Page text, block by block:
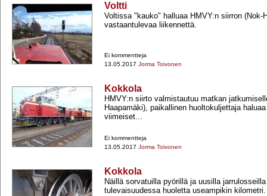
Voltti
Voltissa "kauko" halluaa HMVY:n siirron (Nok-​
vastaantulevaa liikennettä.
Ei kommentteja
13.05.2017 Jorma Toivonen
Kokkola
HMVY:n siirto valmistautuu matkan
Haapamäki), paikallinen huoltokuljettaja
viimeiset...
Ei kommentteja
13.05.2017 Jorma Toivonen
Kokkola
Näillä sorvatuilla pyörillä ja uusilla
tulevaisuudessa huoletta useampikin kilometri.